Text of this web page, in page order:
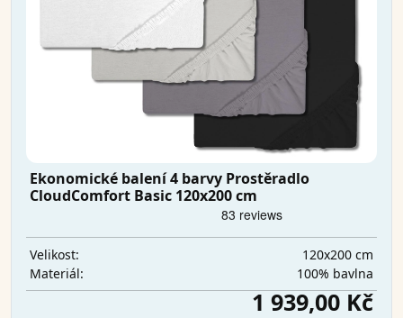
Ekonomické balení 4 barvy Prostěradlo
CloudComfort Basic 120x200 cm
Velikost:
120x200 cm
Materiál:
100% bavlna
1 939,00 Kč